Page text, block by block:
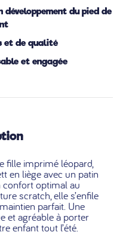
développement du pied de
et de qualité
et engagée
fille imprimé léopard,
en liège avec un patin
optimal au
scratch, elle s’enfile
parfait. Une
et agréable à porter
enfant tout l’été.